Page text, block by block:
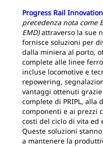
Progress Rail
precedenza nota come
EMD)attraverso la sue
fornisce soluzioni per
dalla miniera al porto,
complete alle linee
incluse locomotive e
repowering,
vantaggi ottenuti
complete di PRIPL,
componenti e ai prezzi
costi del ciclo di vita ed
Queste soluzioni
a mantenere la